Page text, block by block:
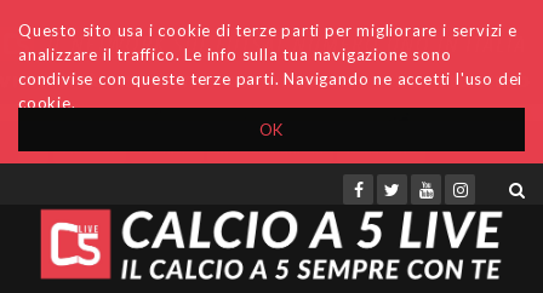
OK
Questo sito usa i cookie di terze parti per migliorare i servizi e
analizzare il traffico. Le info sulla tua navigazione sono
condivise con queste terze parti. Navigando ne accetti l'uso dei
cookie.
Accedi Archivio Invio comunicati Redazione